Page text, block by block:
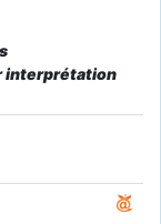
interprétation